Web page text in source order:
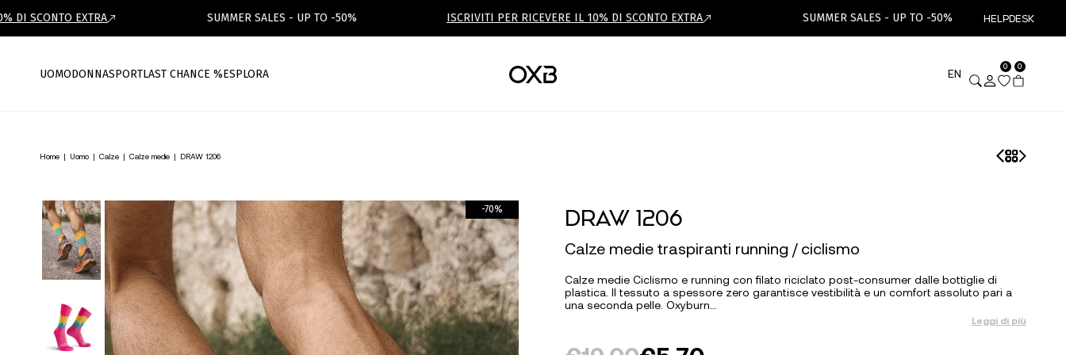
SCONTO EXTRA SUMMER SALES - UP TO -50% ISCRIVITI PER RICEVERE IL 10% DI SCONTO EXTRA SUMMER SALES - UP TO -50% HELPDESK
UOMODONNASPORTLAST CHANCE %ESPLORA EN
0 0
Home | Uomo | Calze | Calze medie | DRAW 1206
-70% DRAW 1206
Calze medie traspiranti running / ciclismo
Calze medie Ciclismo e running con filato riciclato post-consumer dalle bottiglie di
plastica. Il tessuto a spessore zero garantisce vestibilità e un comfort assoluto pari a
una seconda pelle. Oxyburn…
Leggi di più